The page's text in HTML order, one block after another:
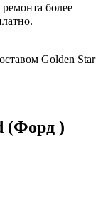
более
Golden Star
(Форд )